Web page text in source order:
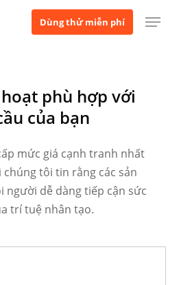
Dùng thử miễn phí Thực đơn
phù hợp với
của bạn
mức giá cạnh tranh nhất
tôi tin rằng các sản
người dễ dàng tiếp cận sức
trí tuệ nhân tạo.